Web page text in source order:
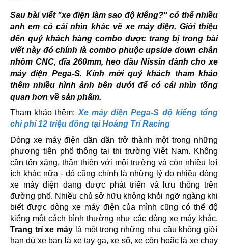
Sau bài viết "xe điện làm sao độ kiểng?" có thể nhiều
anh em có cái nhìn khác về xe máy điện. Giới thiệu
đến quý khách hàng combo được trang bị trong bài
viết này đó chính là combo phuộc upside down chân
nhôm CNC, đĩa 260mm, heo dầu Nissin dành cho xe
máy điện Pega-S. Kính mời quý khách tham khảo
thêm nhiều hình ảnh bên dưới để có cái nhìn tổng
quan hơn về sản phẩm.
Tham khảo thêm: Xe máy điện Pega-S độ kiểng tổng
chi phí 12 triệu đồng tại Hoàng Trí Racing
Dòng xe máy điện dần dần trở thành một trong những
phương tiện phổ thông tại thị trường Việt Nam. Không
cần tốn xăng, thân thiện với môi trường và còn nhiều lợi
ích khác nữa - đó cũng chính là những lý do nhiều dòng
xe máy điện đang được phát triển và lưu thông trên
đường phố. Nhiều chủ sở hữu không khỏi ngỡ ngàng khi
biết được dòng xe máy điện của mình cũng có thể độ
kiểng một cách bình thường như các dòng xe máy khác.
Trang trí xe máy là một trong những nhu cầu không giới
hạn dù xe bạn là xe tay ga, xe số, xe côn hoặc là xe chạy